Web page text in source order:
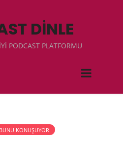
DİNLE
PODCAST PLATFORMU
KONUŞUYOR